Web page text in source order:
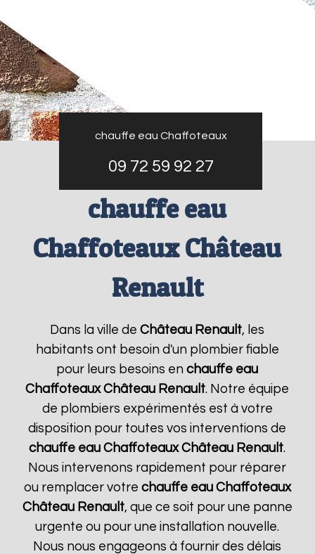
chauffe eau Chaffoteaux
09 72 59 92 27
chauffe eau
Chaffoteaux Château
Renault
Dans la ville deChâteau Renault, les
habitants ont besoin d'un plombier fiable
pour leurs besoins enchauffe eau
Chaffoteaux Château Renault. Notre équipe
de plombiers expérimentés est à votre
disposition pour toutes vos interventions de
chauffe eau Chaffoteaux Château Renault.
Nous intervenons rapidement pour réparer
ou remplacer votre chauffe eau Chaffoteaux
Château Renault, que ce soit pour une panne
urgente ou pour une installation nouvelle.
Nous nous engageons à fournir des délais